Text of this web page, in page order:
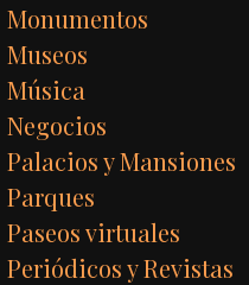
Monumentos
Museos
Música
Negocios
Palacios y Mansiones
Parques
Paseos virtuales
Periódicos y Revistas